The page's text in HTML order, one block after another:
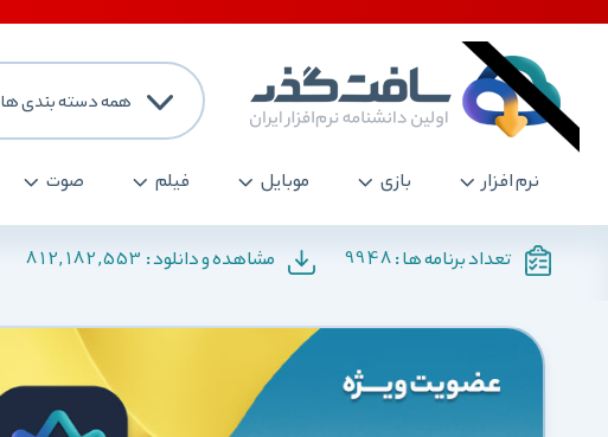
همه دسته بندی ها
نرم افزار بازی موبایل فیلم صوت
تعداد برنامه ها :9948 مشاهده و دانلود : 812,182,553